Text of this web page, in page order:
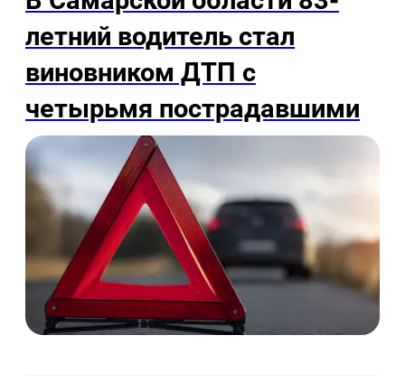
летний водитель стал
виновником ДТП с
четырьмя пострадавшими